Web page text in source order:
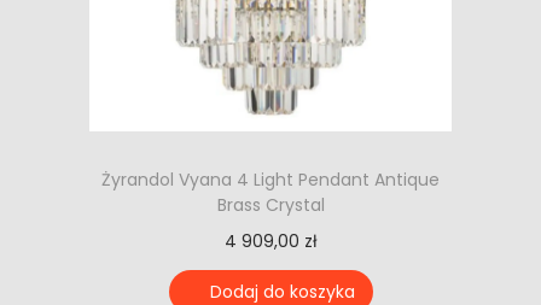
Żyrandol Vyana 4 Light Pendant Antique
Brass Crystal
4 909,00 zł
Dodaj do koszyka